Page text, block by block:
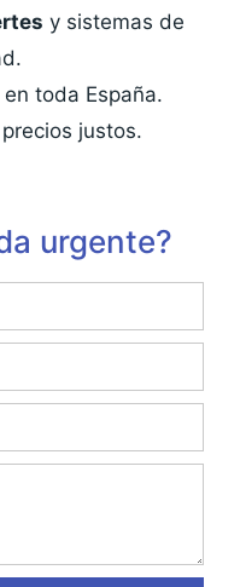
y sistemas de
toda España.
justos.
urgente?